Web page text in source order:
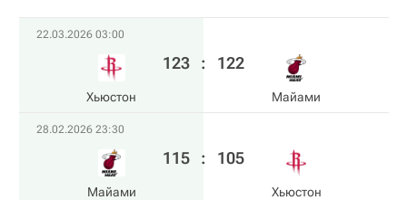
22.03.2026 03:00
Хьюстон
123 : 122
Майами
28.02.2026 23:30
Майами
115 : 105
Хьюстон